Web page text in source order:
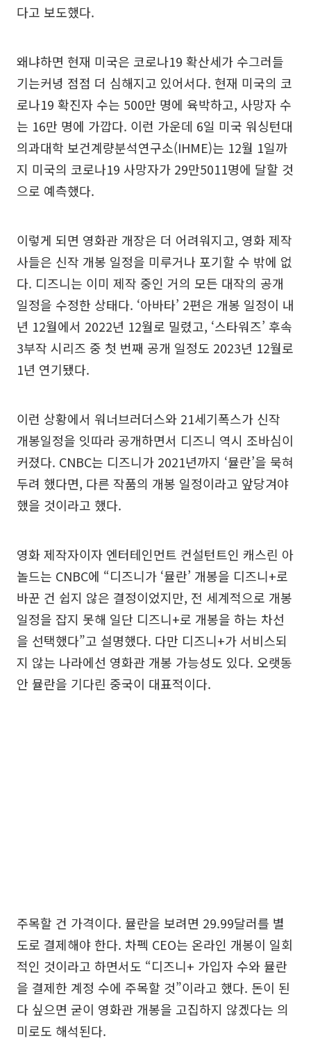
다고 보도했다.
왜냐하면 현재 미국은 코로나19 확산세가 수그러들
기는커녕 점점 더 심해지고 있어서다. 현재 미국의 코
로나19 확진자 수는 500만 명에 육박하고, 사망자 수
는 16만 명에 가깝다. 이런 가운데 6일 미국 워싱턴대
의과대학 보건계량분석연구소(IHME)는 12월 1일까
지 미국의 코로나19 사망자가 29만5011명에 달할 것
으로 예측했다.
이렇게 되면 영화관 개장은 더 어려워지고, 영화 제작
사들은 신작 개봉 일정을 미루거나 포기할 수 밖에 없
다. 디즈니는 이미 제작 중인 거의 모든 대작의 공개
일정을 수정한 상태다. ‘아바타’ 2편은 개봉 일정이 내
년 12월에서 2022년 12월로 밀렸고, ‘스타워즈’ 후속
3부작 시리즈 중 첫 번째 공개 일정도 2023년 12월로
1년 연기됐다.
이런 상황에서 워너브러더스와 21세기폭스가 신작
개봉일정을 잇따라 공개하면서 디즈니 역시 조바심이
커졌다. CNBC는 디즈니가 2021년까지 ‘뮬란’을 묵혀
두려 했다면, 다른 작품의 개봉 일정이라고 앞당겨야
했을 것이라고 했다.
영화 제작자이자 엔터테인먼트 컨설턴트인 캐스린 아
놀드는 CNBC에 “디즈니가 ‘뮬란’ 개봉을 디즈니+로
바꾼 건 쉽지 않은 결정이었지만, 전 세계적으로 개봉
일정을 잡지 못해 일단 디즈니+로 개봉을 하는 차선
을 선택했다”고 설명했다. 다만 디즈니+가 서비스되
지 않는 나라에선 영화관 개봉 가능성도 있다. 오랫동
안 뮬란을 기다린 중국이 대표적이다.
주목할 건 가격이다. 뮬란을 보려면 29.99달러를 별
도로 결제해야 한다. 차펙 CEO는 온라인 개봉이 일회
적인 것이라고 하면서도 “디즈니+ 가입자 수와 뮬란
을 결제한 계정 수에 주목할 것”이라고 했다. 돈이 된
다 싶으면 굳이 영화관 개봉을 고집하지 않겠다는 의
미로도 해석된다.